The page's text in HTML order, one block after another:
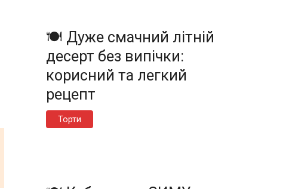
🍽️ Дуже смачний літній
десерт без випічки:
корисний та легкий
рецепт
Торти